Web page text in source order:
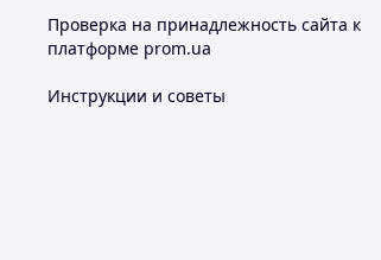
Проверка на принадлежность сайта к
платформе prom.ua
Инструкции и советы